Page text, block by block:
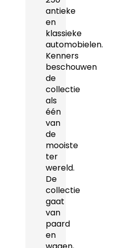
antieke
en
klassieke
automobielen.
Kenners
beschouwen
de
collectie
als
één
van
de
mooiste
ter
wereld.
De
collectie
gaat
van
paard
en